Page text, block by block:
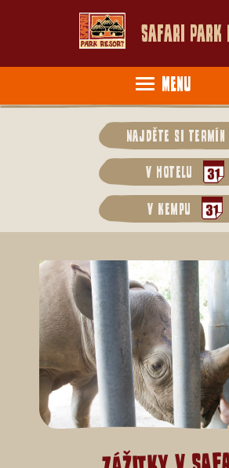
Safari Park
Menu
Najděte si termín
v hotelu
v kempu